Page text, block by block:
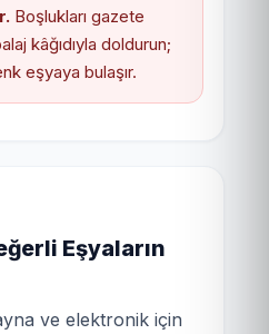
Boşlukları gazete
kâğıdıyla doldurun;
eşyaya bulaşır.
Eşyaların
ve elektronik için